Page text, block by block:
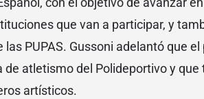
que van a participar, y
PUPAS. Gussoni adelantó que el
atletismo del Polideportivo y que
artísticos.